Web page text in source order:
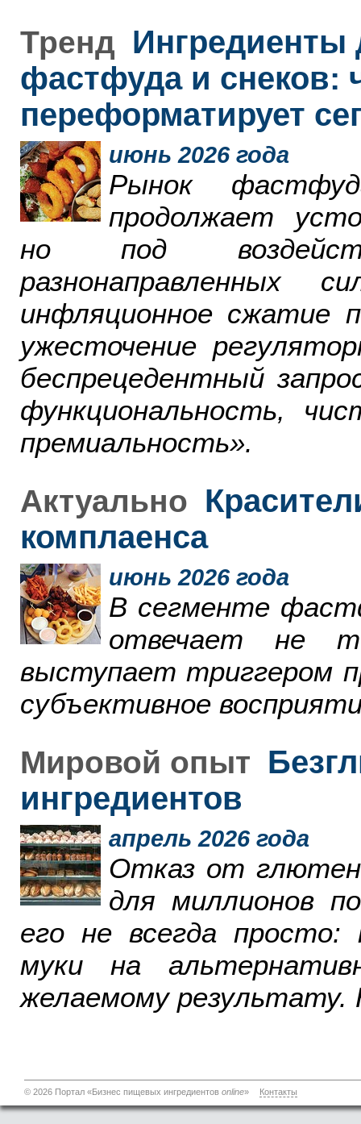
Тренд Ингредиенты
фастфуда и снеков:
переформатирует
июнь 2026 года
Рынок
продолжает
но под
инфляционное сжатие
ужесточение
беспрецедентный
функциональность,
премиальность».
Актуально
комплаенса
июнь 2026 года
В сегменте
отвечает не
выступает триггером
субъективное
Мировой опыт
ингредиентов
апрель 2026 года
Отказ от
для миллионов
его не всегда просто:
муки на
желаемому результату.
© 2026 Портал «Бизнес пищевых ингредиентов online» Контакты